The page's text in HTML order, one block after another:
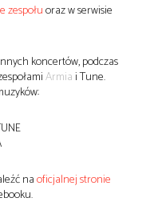
zespołuoraz w serwisie
koncertów, podczas
Armiai Tune.
naoficjalnej stronie